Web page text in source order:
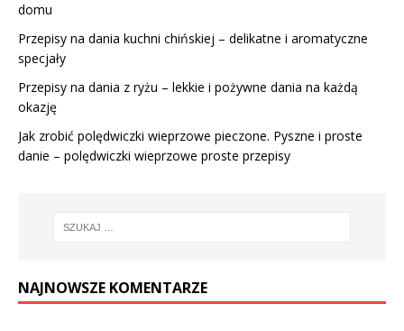
domu
Przepisy na dania kuchni chińskiej – delikatne i aromatyczne
specjały
Przepisy na dania z ryżu – lekkie i pożywne dania na każdą
okazję
Jak zrobić polędwiczki wieprzowe pieczone. Pyszne i proste
danie – polędwiczki wieprzowe proste przepisy
NAJNOWSZE KOMENTARZE